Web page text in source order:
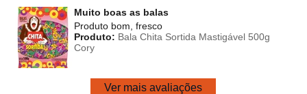
Muito boas as balas
Produto bom, fresco
Produto: Bala Chita Sortida Mastigável 500g
Cory
Ver mais avaliações